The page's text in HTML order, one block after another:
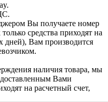
Вы получаете номер
средства приходят на
дней), Вам производится
наличия товара, мы
Вами
на расчетный счет,